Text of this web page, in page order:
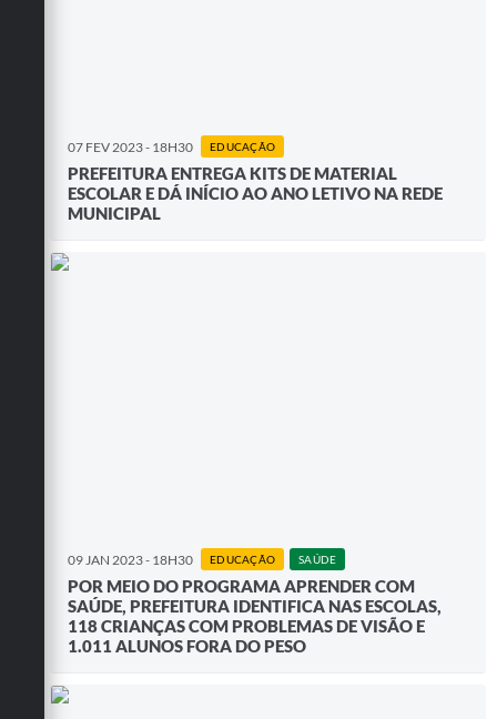
07 FEV 2023 - 18H30 EDUCAÇÃO
PREFEITURA ENTREGA KITS DE MATERIAL
ESCOLAR E DÁ INÍCIO AO ANO LETIVO NA REDE
MUNICIPAL
09 JAN 2023 - 18H30 EDUCAÇÃO SAÚDE
POR MEIO DO PROGRAMA APRENDER COM
SAÚDE, PREFEITURA IDENTIFICA NAS ESCOLAS,
118 CRIANÇAS COM PROBLEMAS DE VISÃO E
1.011 ALUNOS FORA DO PESO